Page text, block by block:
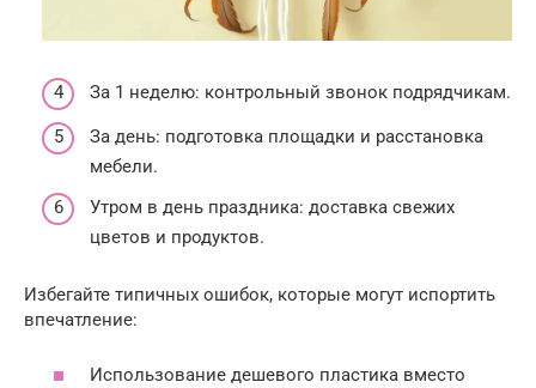
За 1 неделю: контрольный звонок подрядчикам.
За день: подготовка площадки и расстановка
мебели.
Утром в день праздника: доставка свежих
цветов и продуктов.
Избегайте типичных ошибок, которые могут испортить
впечатление:
Использование дешевого пластика вместо